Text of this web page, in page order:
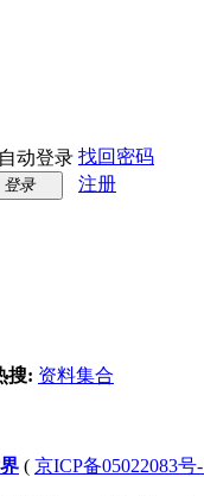
自动登录 找回密码
登录
注册
搜: 资料集合
( 京ICP备05022083号